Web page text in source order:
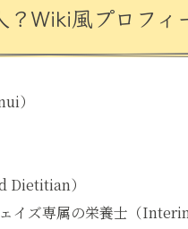
Wiki風プロフィ
）
Dietitian）
イズ専属の栄養士（